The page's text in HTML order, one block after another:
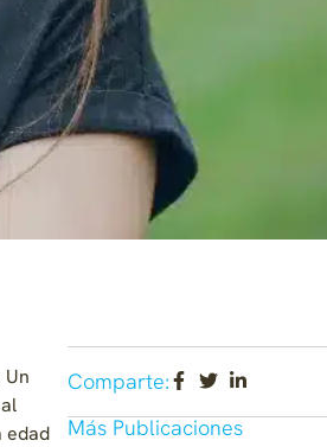
edad
Comparte:
Más Publicaciones